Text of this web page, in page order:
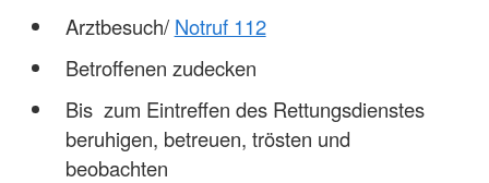
Arztbesuch/ Notruf 112
Betroffenen zudecken
Bis zum Eintreffen des Rettungsdienstes
beruhigen, betreuen, trösten und
beobachten